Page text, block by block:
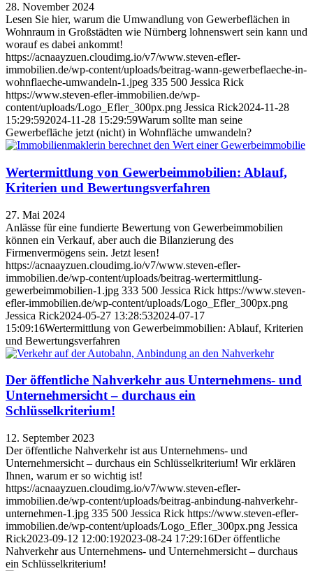
28. November 2024
Lesen Sie hier, warum die Umwandlung von Gewerbeflächen in
Wohnraum in Großstädten wie Nürnberg lohnenswert sein kann und
worauf es dabei ankommt!
https://acnaayzuen.cloudimg.io/v7/www.steven-efler-
immobilien.de/wp-content/uploads/beitrag-wann-gewerbeflaeche-in-
wohnflaeche-umwandeln-1.jpeg 335 500 Jessica Rick
https://www.steven-efler-immobilien.de/wp-
content/uploads/Logo_Efler_300px.png Jessica Rick2024-11-28
15:29:592024-11-28 15:29:59Warum sollte man seine
Gewerbefläche jetzt (nicht) in Wohnfläche umwandeln?
Wertermittlung von Gewerbeimmobilien: Ablauf,
Kriterien und Bewertungsverfahren
27. Mai 2024
Anlässe für eine fundierte Bewertung von Gewerbeimmobilien
können ein Verkauf, aber auch die Bilanzierung des
Firmenvermögens sein. Jetzt lesen!
https://acnaayzuen.cloudimg.io/v7/www.steven-efler-
immobilien.de/wp-content/uploads/beitrag-wertermittlung-
gewerbeimmobilien-1.jpg 333 500 Jessica Rick https://www.steven-
efler-immobilien.de/wp-content/uploads/Logo_Efler_300px.png
Jessica Rick2024-05-27 13:28:532024-07-17
15:09:16Wertermittlung von Gewerbeimmobilien: Ablauf, Kriterien
und Bewertungsverfahren
Der öffentliche Nahverkehr aus Unternehmens- und
Unternehmersicht – durchaus ein
Schlüsselkriterium!
12. September 2023
Der öffentliche Nahverkehr ist aus Unternehmens- und
Unternehmersicht – durchaus ein Schlüsselkriterium! Wir erklären
Ihnen, warum er so wichtig ist!
https://acnaayzuen.cloudimg.io/v7/www.steven-efler-
immobilien.de/wp-content/uploads/beitrag-anbindung-nahverkehr-
unternehmen-1.jpg 335 500 Jessica Rick https://www.steven-efler-
immobilien.de/wp-content/uploads/Logo_Efler_300px.png Jessica
Rick2023-09-12 12:00:192023-08-24 17:29:16Der öffentliche
Nahverkehr aus Unternehmens- und Unternehmersicht – durchaus
ein Schlüsselkriterium!